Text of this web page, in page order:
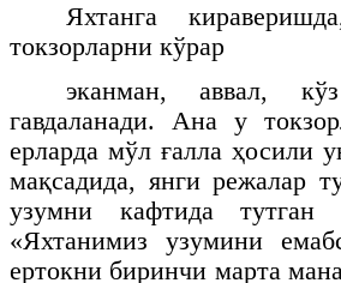
Яхтанга
токзорларни кўрар
эканман, аввал,
гавдаланади. Ана у
ерларда мўл ғалла ҳосили
мақсадида, янги режалар
узумни кафтида
«Яхтанимиз узумини
ертокни биринчи марта